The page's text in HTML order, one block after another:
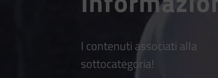
I contenuti associati alla
sottocategoria!